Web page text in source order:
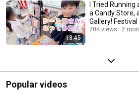
13:45
I Tried
a Candy Store,
Gallery! Festival
Experience ...
70K views 2
Popular videos